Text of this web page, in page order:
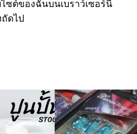
ซต์ของฉันบนเบราว์เซอร์นี้
ดไป